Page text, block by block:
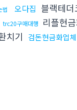
법 오다집 블랙테
trc20구매대행 리플현
치기 검돈현금화업체